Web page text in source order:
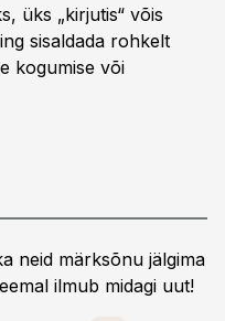
üks „kirjutis“ võis
sisaldada rohkelt
kogumise või
neid märksõnu jälgima
ilmub midagi uut!